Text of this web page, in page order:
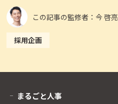
この記事の監修者：今 啓亮
採用企画
まるごと人事